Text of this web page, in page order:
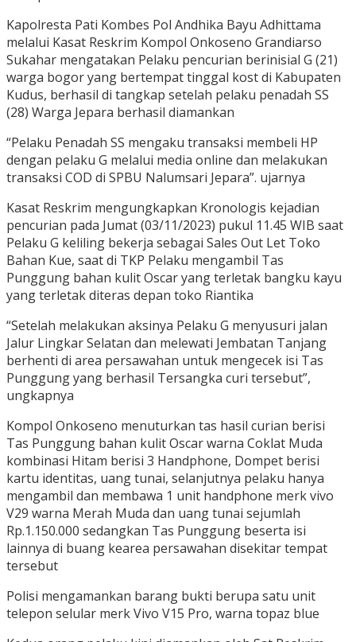
Kapolresta Pati Kombes Pol Andhika Bayu Adhittama
melalui Kasat Reskrim Kompol Onkoseno Grandiarso
Sukahar mengatakan Pelaku pencurian berinisial G (21)
warga bogor yang bertempat tinggal kost di Kabupaten
Kudus, berhasil di tangkap setelah pelaku penadah SS
(28) Warga Jepara berhasil diamankan
“Pelaku Penadah SS mengaku transaksi membeli HP
dengan pelaku G melalui media online dan melakukan
transaksi COD di SPBU Nalumsari Jepara”. ujarnya
Kasat Reskrim mengungkapkan Kronologis kejadian
pencurian pada Jumat (03/11/2023) pukul 11.45 WIB saat
Pelaku G keliling bekerja sebagai Sales Out Let Toko
Bahan Kue, saat di TKP Pelaku mengambil Tas
Punggung bahan kulit Oscar yang terletak bangku kayu
yang terletak diteras depan toko Riantika
“Setelah melakukan aksinya Pelaku G menyusuri jalan
Jalur Lingkar Selatan dan melewati Jembatan Tanjang
berhenti di area persawahan untuk mengecek isi Tas
Punggung yang berhasil Tersangka curi tersebut”,
ungkapnya
Kompol Onkoseno menuturkan tas hasil curian berisi
Tas Punggung bahan kulit Oscar warna Coklat Muda
kombinasi Hitam berisi 3 Handphone, Dompet berisi
kartu identitas, uang tunai, selanjutnya pelaku hanya
mengambil dan membawa 1 unit handphone merk vivo
V29 warna Merah Muda dan uang tunai sejumlah
Rp.1.150.000 sedangkan Tas Punggung beserta isi
lainnya di buang kearea persawahan disekitar tempat
tersebut
Polisi mengamankan barang bukti berupa satu unit
telepon selular merk Vivo V15 Pro, warna topaz blue